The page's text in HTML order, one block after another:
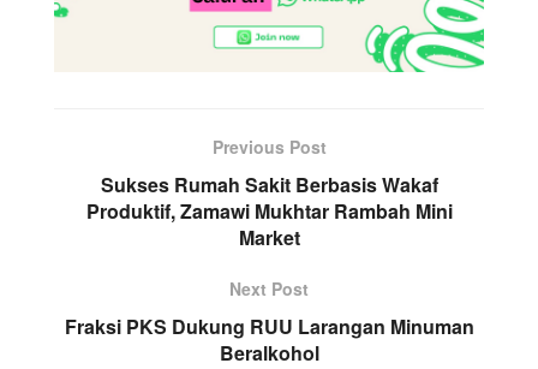
Previous Post
Sukses Rumah Sakit Berbasis Wakaf
Produktif, Zamawi Mukhtar Rambah Mini
Market
Next Post
Fraksi PKS Dukung RUU Larangan Minuman
Beralkohol